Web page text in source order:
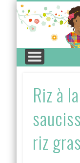
Riz à
riz gras